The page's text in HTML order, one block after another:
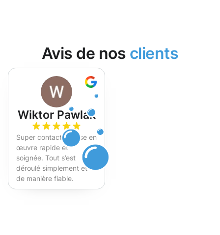
Avis de nos clients
Wiktor Pawlak
Super contact et mise en
œuvre rapide et
soignée. Tout s’est
déroulé simplement et
de manière fiable.
Fortement recommandé !